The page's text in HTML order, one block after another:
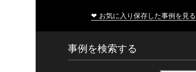
❤ お気に入り保存した事例を見る
事例を検索する